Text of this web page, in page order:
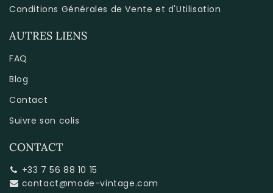
Conditions Générales de Vente et d'Utilisation
AUTRES LIENS
FAQ
Blog
Contact
Suivre son colis
CONTACT
+33 7 56 88 10 15
contact@mode-vintage.com